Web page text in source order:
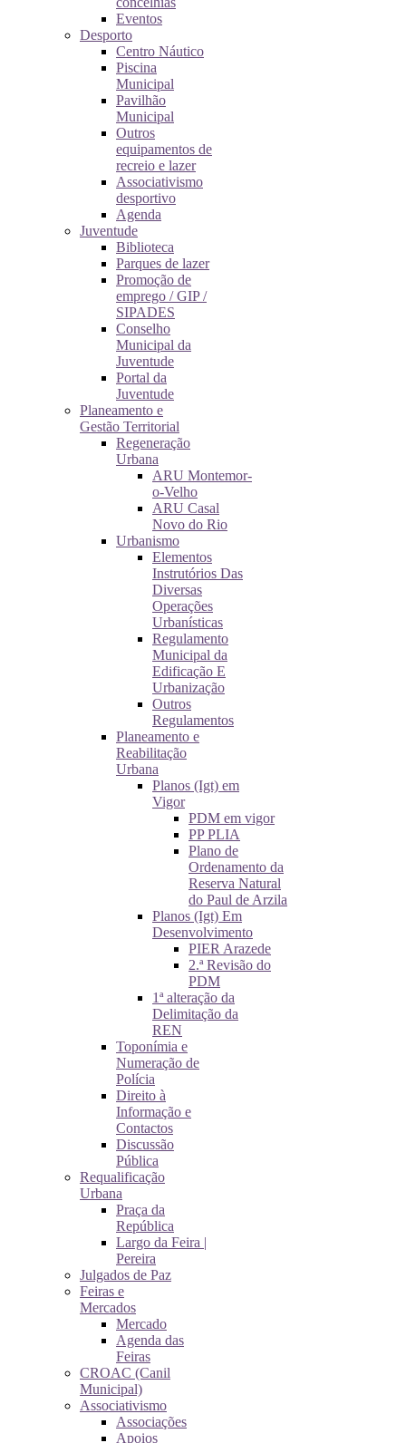
Eventos
Desporto
Centro Náutico
Piscina
Municipal
Pavilhão
Municipal
Outros
equipamentos de
recreio e lazer
Associativismo
desportivo
Agenda
Juventude
Biblioteca
Parques de lazer
Promoção de
emprego / GIP /
SIPADES
Conselho
Municipal da
Juventude
Portal da
Juventude
Planeamento e
Gestão Territorial
Regeneração
Urbana
ARU Montemor-
o-Velho
ARU Casal
Novo do Rio
Urbanismo
Elementos
Instrutórios Das
Diversas
Operações
Urbanísticas
Regulamento
Municipal da
Edificação E
Urbanização
Outros
Regulamentos
Planeamento e
Reabilitação
Urbana
Planos (Igt) em
Vigor
PDM em vigor
PP PLIA
Plano de
Ordenamento da
Reserva Natural
do Paul de Arzila
Planos (Igt) Em
Desenvolvimento
PIER Arazede
2.ª Revisão do
PDM
1ª alteração da
Delimitação da
REN
Toponímia e
Numeração de
Polícia
Direito à
Informação e
Contactos
Discussão
Pública
Requalificação
Urbana
Praça da
República
Largo da Feira |
Pereira
Julgados de Paz
Feiras e
Mercados
Mercado
Agenda das
Feiras
CROAC (Canil
Municipal)
Associativismo
Associações
Apoios